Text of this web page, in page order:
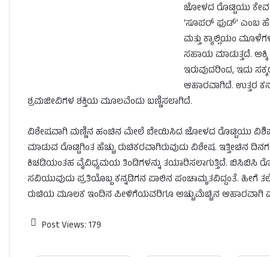
ಜೋಳದ ರೊಟ್ಟಿಯು
‘ಸೂಪರ್ ಫುಡ್’ ಎಂಬ
ಮತ್ತು ಕ್ಯಾಲ್ಸಿಯಂ
ಸಹಾಯ ಮಾಡುತ್ತದೆ.
ಇರುವುದರಿಂದ, ಇದು
ಆಹಾರವಾಗಿದೆ. ಉತ್ತರ
ಶ್ರಮಜೀವಿಗಳ ಶಕ್ತಿಯ ಮೂಲವೆಂದು ಬಣ್ಣಿಸಲಾಗಿದೆ.
ವಿಶೇಷವಾಗಿ ಮಣ್ಣಿನ ಹಂಚಿನ ಮೇಲೆ ಬೇಯಿಸಿದ ಜೋಳದ ರೊಟ್ಟಿಯು
ಮಾಡುವ ರೊಟ್ಟಿಗಿಂತ ಹೆಚ್ಚು ರುಚಿಕರವಾಗಿರುವುದು ವಿಶೇಷ. ಇತ್ತೀಚಿನ
ಕಿಚಡಿಯಂತಹ ವೈವಿಧ್ಯಮಯ ತಿಂಡಿಗಳನ್ನು ತಯಾರಿಸಲಾಗುತ್ತಿದೆ. ಬಿಸಿಬಿಸಿ
ಸವಿಯುವುದು ಪ್ರತಿಯೊಬ್ಬ ಕನ್ನಡಿಗನ ಪಾಲಿನ ಪಂಚಾಮೃತವಿದ್ದಂತೆ. ಹೀಗೆ
ರುಚಿಯ ಮೂಲಕ ಇಂದಿನ ಪೀಳಿಗೆಯವರಿಗೂ ಅಚ್ಚುಮೆಚ್ಚಿನ ಆಹಾರವಾಗಿ
Post Views: 179